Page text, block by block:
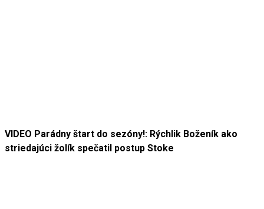
VIDEO Parádny štart do sezóny!: Rýchlik Boženík ako
striedajúci žolík spečatil postup Stoke